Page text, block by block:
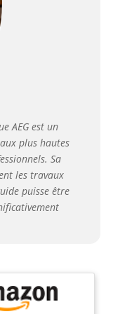
restreints,
ainsi une
pratique pour
de projets
et Vitesse de
Dotée d’une
rapides
3700 tr/min,
assure une
élevée
de
divers
avec facilité,
de coupe
de travail et
la
sur le
AEG est un
plus hautes
Sa
les travaux
puisse être